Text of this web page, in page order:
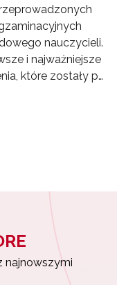
nauczycieli.
i najważniejsze
które zostały p…
najnowszymi